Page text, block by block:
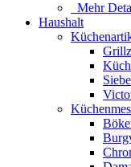
Mehr
Haushalt
Siebe